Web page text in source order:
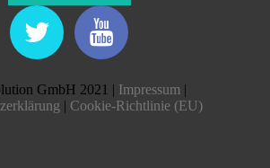
GmbH 2021 | Impressum |
| Cookie-Richtlinie (EU)